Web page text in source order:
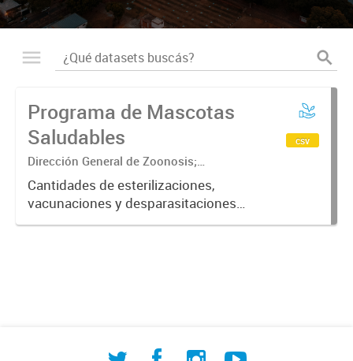
Programa de Mascotas
Saludables
Dirección General de Zoonosis;
Subsecretaría de Contralor ambiental;
Secretaría de Ambiente y Desarrollo
sustentable
Cantidades de esterilizaciones,
vacunaciones y desparasitaciones
realizadas a mascotas ordenadas
csv